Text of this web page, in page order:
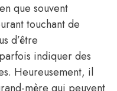
que souvent
touchant de
d’être
indiquer des
Heureusement, il